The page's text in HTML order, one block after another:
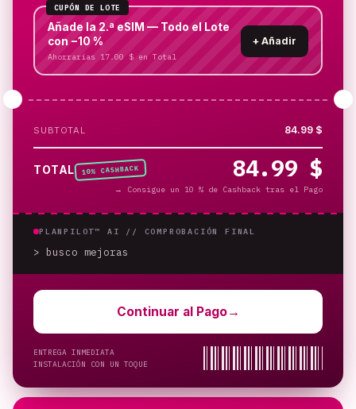
CUPÓN DE LOTE
Añade la 2.ª eSIM — Todo el Lote
con −10 %
Ahorrarías 17.00 $ en Total
+ Añadir
SUBTOTAL 84.99 $
TOTAL 10% CASHBACK 84.99 $
→ Consigue un 10 % de Cashback tras el Pago
PLANPILOT™ AI // COMPROBACIÓN FINAL
> busco mejoras
Continuar al Pago→
ENTREGA INMEDIATA
INSTALACIÓN CON UN TOQUE